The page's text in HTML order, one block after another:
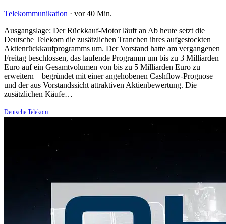
Telekommunikation · vor 40 Min.
Ausgangslage: Der Rückkauf-Motor läuft an Ab heute setzt die
Deutsche Telekom die zusätzlichen Tranchen ihres aufgestockten
Aktienrückkaufprogramms um. Der Vorstand hatte am vergangenen
Freitag beschlossen, das laufende Programm um bis zu 3 Milliarden
Euro auf ein Gesamtvolumen von bis zu 5 Milliarden Euro zu
erweitern – begründet mit einer angehobenen Cashflow-Prognose
und der aus Vorstandssicht attraktiven Aktienbewertung. Die
zusätzlichen Käufe…
Deutsche Telekom